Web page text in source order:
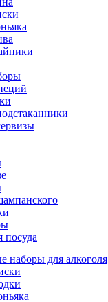
посуда
наборы для алкоголя